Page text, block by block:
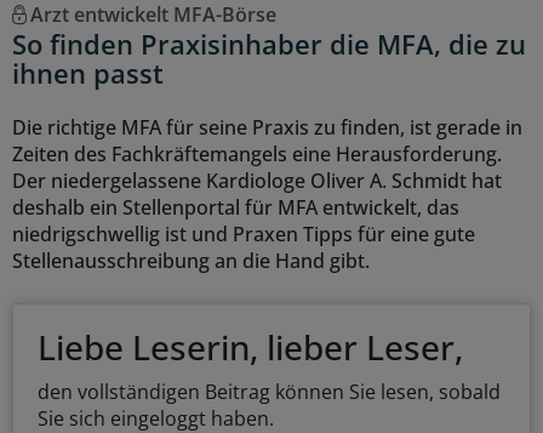
Arzt entwickelt MFA-Börse
So finden Praxisinhaber die MFA, die zu
ihnen passt
Die richtige MFA für seine Praxis zu finden, ist gerade in
Zeiten des Fachkräftemangels eine Herausforderung.
Der niedergelassene Kardiologe Oliver A. Schmidt hat
deshalb ein Stellenportal für MFA entwickelt, das
niedrigschwellig ist und Praxen Tipps für eine gute
Stellenausschreibung an die Hand gibt.
Liebe Leserin, lieber Leser,
den vollständigen Beitrag können Sie lesen, sobald
Sie sich eingeloggt haben.